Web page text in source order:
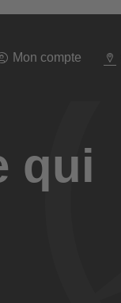
Mon compte
qui